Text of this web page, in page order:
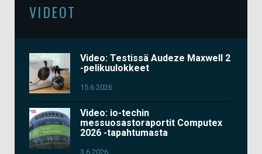
VIDEOT
Video: Testissä Audeze Maxwell 2
-pelikuulokkeet
15.6.2026
Video: io-techin
messuosastoraportit Computex
2026 -tapahtumasta
3.6.2026